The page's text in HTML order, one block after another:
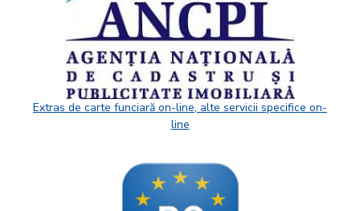
Extras de carte funciară on-line, alte servicii specifice on-
line